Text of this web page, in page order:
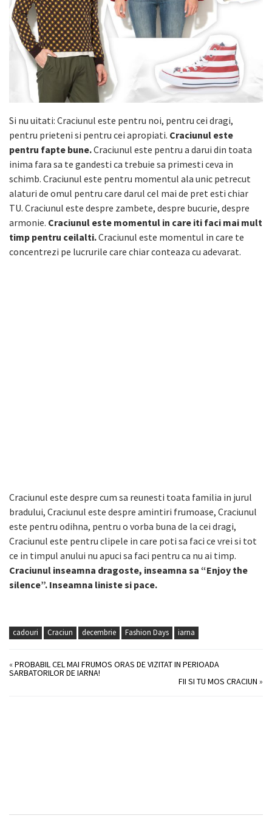
Si nu uitati: Craciunul este pentru noi, pentru cei dragi,
pentru prieteni si pentru cei apropiati. Craciunul este
pentru fapte bune.Craciunul este pentru a darui din toata
inima fara sa te gandesti ca trebuie sa primesti ceva in
schimb. Craciunul este pentru momentul ala unic petrecut
alaturi de omul pentru care darul cel mai de pret esti chiar
TU. Craciunul este despre zambete, despre bucurie, despre
armonie. Craciunul este momentul in care iti faci mai mult
timp pentru ceilalti.Craciunul este momentul in care te
concentrezi pe lucrurile care chiar conteaza cu adevarat.
Craciunul este despre cum sa reunesti toata familia in jurul
bradului, Craciunul este despre amintiri frumoase, Craciunul
este pentru odihna, pentru o vorba buna de la cei dragi,
Craciunul este pentru clipele in care poti sa faci ce vrei si tot
ce in timpul anului nu apuci sa faci pentru ca nu ai timp.
Craciunul inseamna dragoste, inseamna sa “Enjoy the
silence”. Inseamna liniste si pace.
cadouri Craciun decembrie Fashion Days iarna
«PROBABIL CEL MAI FRUMOS ORAS DE VIZITAT IN PERIOADA
SARBATORILOR DE IARNA!
FII SI TU MOS CRACIUN »